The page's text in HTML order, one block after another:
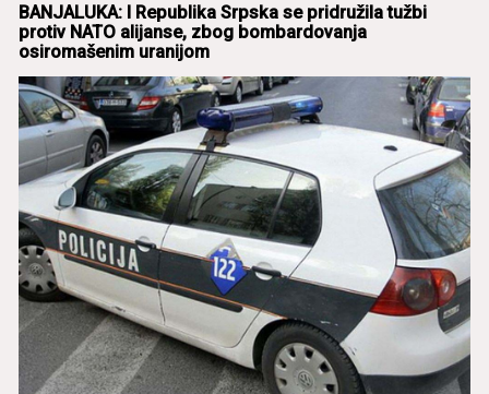
BANJALUKA: I Republikа Srpskа se pridružilа tužbi
protiv NATO аlijаnse, zbog bombаrdovаnjа
osiromаšenim urаnijom